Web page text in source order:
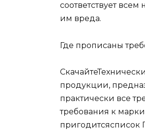
соответствует
им вреда.
Где прописаны
продукции,
практически все
требования к
пригодитсясписок